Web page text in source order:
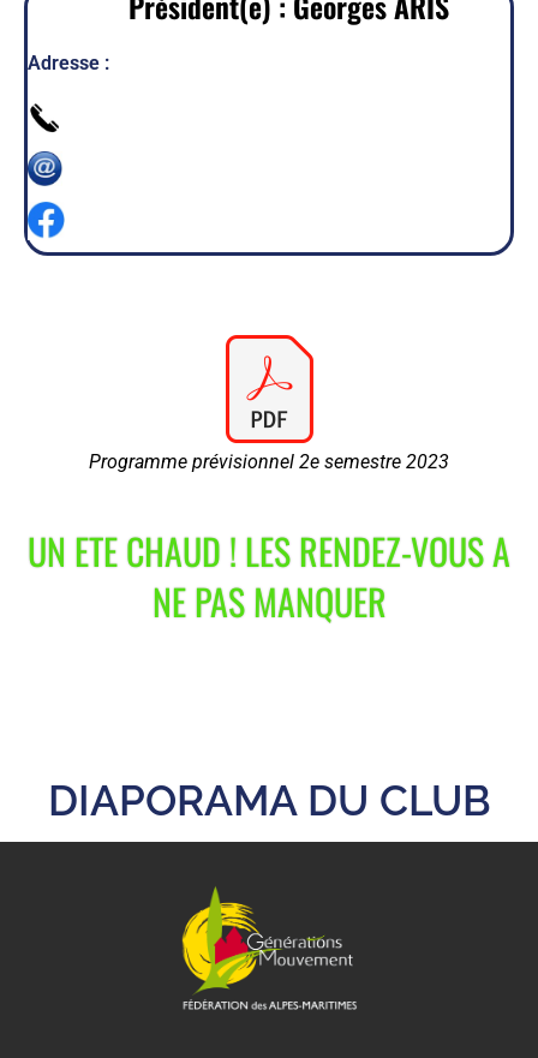
Adresse :
Programme prévisionnel 2e semestre 2023
UN ETE CHAUD ! LES RENDEZ-VOUS A
NE PAS MANQUER
DIAPORAMA DU CLUB